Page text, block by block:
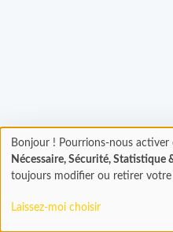
Chargement
En cours...
Bonjour ! Pourrions-nous activer
Nécessaire, Sécurité, Statistique
toujours modifier ou retirer
Laissez-moi choisir